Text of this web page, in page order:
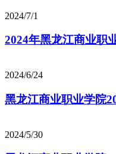
2024/7/1
2024年黑龙江商业职
2024/6/24
黑龙江商业职业学院
2024/5/30